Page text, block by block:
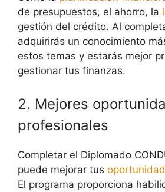
de presupuestos, el ahorro, la
gestión del crédito. Al
adquirirás un conocimiento
estos temas y estarás mejor
gestionar tus finanzas.
2. Mejores
profesionales
Completar el Diplomado
puede mejorar tus
El programa proporciona